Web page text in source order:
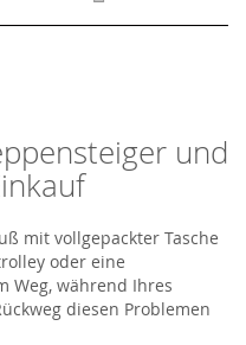
und
mit vollgepackter Tasche
oder eine
Weg, während Ihres
diesen Problemen